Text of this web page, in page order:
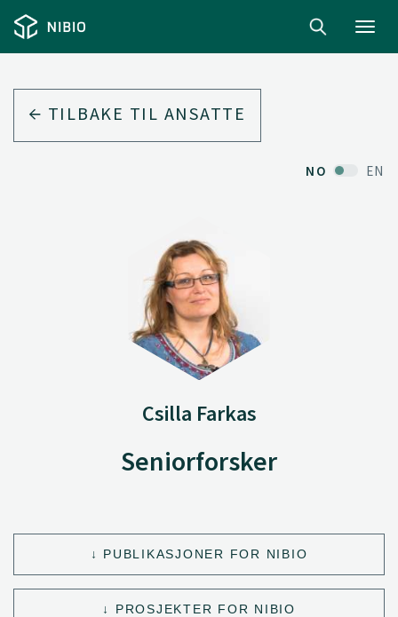
TILBAKE TIL ANSATTE
NO EN
Csilla Farkas
Seniorforsker
PUBLIKASJONER FOR NIBIO
PROSJEKTER FOR NIBIO